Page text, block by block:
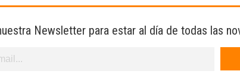
Newsletter para estar al día de todas las